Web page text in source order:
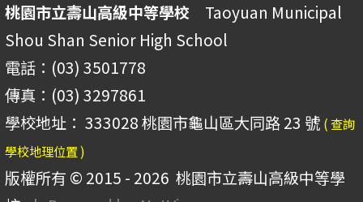
桃園市立壽山高級中等學校 Taoyuan Municipal
Shou Shan Senior High School
電話：(03) 3501778
傳真：(03) 3297861
學校地址： 333028 桃園市龜山區大同路 23 號 ( 查詢
學校地理位置 )
版權所有 © 2015 - 2026 桃園市立壽山高級中等學